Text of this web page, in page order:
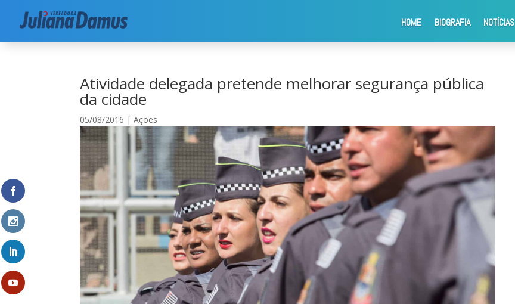
HOME BIOGRAFIA NOTÍCIAS
Início|Segurança Atividade delegada pretende melhorar segurança pública da cidade
Atividade delegada pretende melhorar segurança pública
da cidade
05/08/2016 |Ações